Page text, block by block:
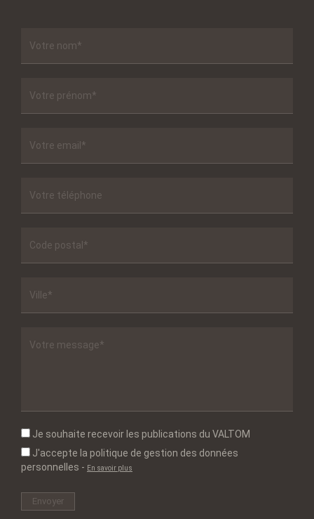
Je souhaite recevoir les publications du VALTOM
J'accepte la politique de gestion des données
personnelles - En savoir plus